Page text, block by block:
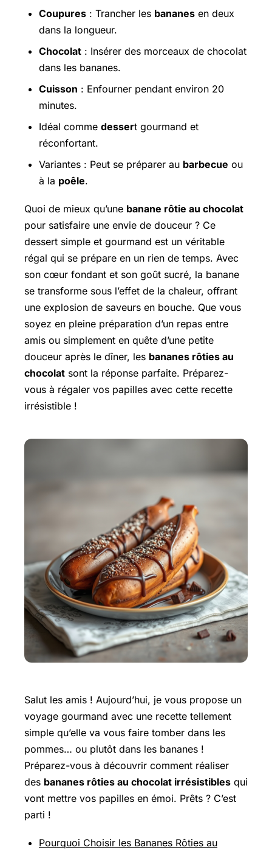
Coupures : Trancher les bananes en deux
dans la longueur.
Chocolat : Insérer des morceaux de chocolat
dans les bananes.
Cuisson : Enfourner pendant environ 20
minutes.
Idéal comme dessert gourmand et
réconfortant.
Variantes : Peut se préparer au barbecue ou
à la poêle.
Quoi de mieux qu’une banane rôtie au chocolat
pour satisfaire une envie de douceur ? Ce
dessert simple et gourmand est un véritable
régal qui se prépare en un rien de temps. Avec
son cœur fondant et son goût sucré, la banane
se transforme sous l’effet de la chaleur, offrant
une explosion de saveurs en bouche. Que vous
soyez en pleine préparation d’un repas entre
amis ou simplement en quête d’une petite
douceur après le dîner, les bananes rôties au
chocolat sont la réponse parfaite. Préparez-
vous à régaler vos papilles avec cette recette
irrésistible !
Salut les amis ! Aujourd’hui, je vous propose un
voyage gourmand avec une recette tellement
simple qu’elle va vous faire tomber dans les
pommes… ou plutôt dans les bananes !
Préparez-vous à découvrir comment réaliser
des bananes rôties au chocolat irrésistibles qui
vont mettre vos papilles en émoi. Prêts ? C’est
parti !
Pourquoi Choisir les Bananes Rôties au